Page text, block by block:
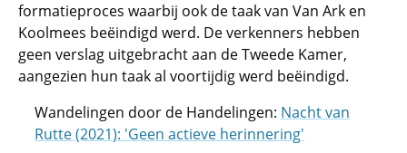
formatieproces waarbij ook de taak van Van Ark en
Koolmees beëindigd werd. De verkenners hebben
geen verslag uitgebracht aan de Tweede Kamer,
aangezien hun taak al voortijdig werd beëindigd.
Wandelingen door de Handelingen: Nacht van
Rutte (2021): 'Geen actieve herinnering'